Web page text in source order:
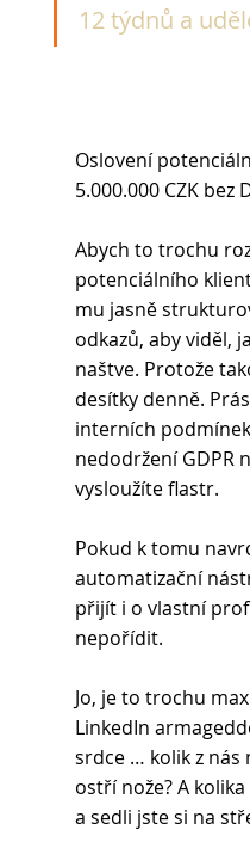
12 týdnů a
Oslovení
5.000.000 CZK bez
Abych to trochu
potenciálního
mu jasně
odkazů, aby viděl,
naštve. Protože
desítky denně.
interních
nedodržení GDPR
vysloužíte flastr.
Pokud k tomu
automatizační
přijít i o vlastní
nepořídit.
Jo, je to trochu
LinkedIn
srdce … kolik z nás
ostří nože? A
a sedli jste si na